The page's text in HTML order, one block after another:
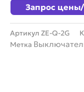
Запрос
Артикул ZE-Q-2G
Метка